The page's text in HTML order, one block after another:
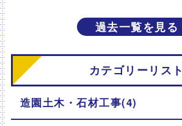
過去一覧を見る
カテゴリーリスト
造園土木・石材工事(4)